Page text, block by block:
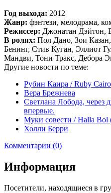
Год выхода: 2012
Жанр: фэнтези, мелодрама,
Режиссер: Джонатан Дэйтон,
В ролях: Пол Дано, Зои
Бенинг, Стив Куган, Эллиот
Мандви, Тони Тракс, Дебора
Другие новости по теме:
Рубин Каира / Ruby
Вера Брежнева
Светлана Лобода, через
впервые.
Муки совести / Halla Вol
Холли Берри
Комментарии (0)
Информация
Посетители, находящиеся в